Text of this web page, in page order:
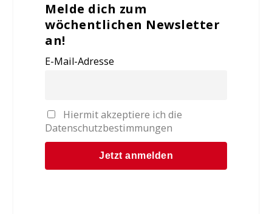
Melde dich zum
wöchentlichen Newsletter
an!
E-Mail-Adresse
Hiermit akzeptiere ich die
Datenschutzbestimmungen